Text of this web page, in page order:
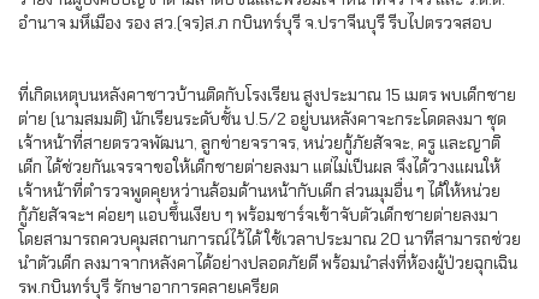
อำนาจ มหึเมือง รอง สว.(จร)ส.ภ กบินทร์บุรี จ.ปราจีนบุรี รีบไปตรวจสอบ
ที่เกิดเหตุบนหลังคาชาวบ้านติดกับโรงเรียน สูงประมาณ 15 เมตร พบเด็กชาย
ต่าย (นามสมมติ) นักเรียนระดับชั้น ป.5/2 อยู่บนหลังคาจะกระโดดลงมา ชุด
เจ้าหน้าที่สายตรวจพัฒนา, ลูกข่ายจราจร, หน่วยกู้ภัยสัจจะ, ครู และญาติ
เด็ก ได้ช่วยกันเจรจาขอให้เด็กชายต่ายลงมา แต่ไม่เป็นผล จึงได้วางแผนให้
เจ้าหน้าที่ตำรวจพูดคุยหว่านล้อมด้านหน้ากับเด็ก ส่วนมุมอื่น ๆ ได้ให้หน่วย
กู้ภัยสัจจะฯ ค่อยๆ แอบขึ้นเงียบ ๆ พร้อมชาร์จเข้าจับตัวเด็กชายต่ายลงมา
โดยสามารถควบคุมสถานการณ์ไว้ได้ ใช้เวลาประมาณ 20 นาทีสามารถช่วย
นำตัวเด็ก ลงมาจากหลังคาได้อย่างปลอดภัยดี พร้อมนำส่งที่ห้องผู้ป่วยฉุกเฉิน
รพ.กบินทร์บุรี รักษาอาการคลายเครียด